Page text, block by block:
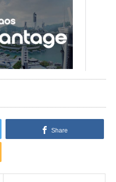
Share